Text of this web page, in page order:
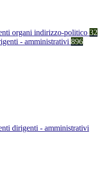
organi indirizzo-politico 32
- amministrativi 896
dirigenti - amministrativi